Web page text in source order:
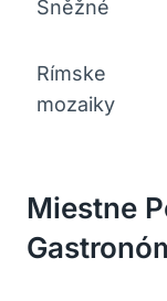
Sněžné
Rímske
mozaiky
Miestne